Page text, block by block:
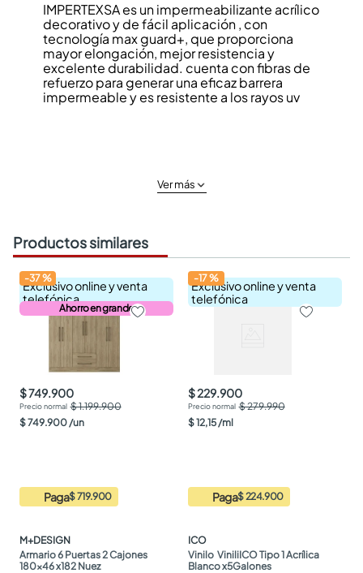
IMPERTEXSA es un impermeabilizante acrílico
decorativo y de fácil aplicación , con
tecnología max guard+, que proporciona
mayor elongación, mejor resistencia y
excelente durabilidad. cuenta con fibras de
refuerzo para generar una eficaz barrera
impermeable y es resistente a los rayos uv
Ver más
Productos similares
Exclusivo online y venta
telefónica
Ahorro en grande
-37%
$ 749.900
$ 1.199.900
$749.900 /un
Paga$ 719.900
M+DESIGN
Armario 6 Puertas 2 Cajones
180x46 x182 Nuez
Exclusivo online y venta
telefónica
-17%
$ 229.900
$ 279.990
$12,15 /ml
Paga$ 224.900
ICO
Vinilo  ViniliICO Tipo 1 Acrílica
Blanco x5Galones